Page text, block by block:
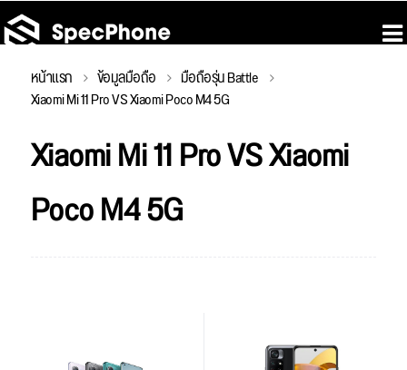
หน้าแรก ข้อมูลมือถือ มือถือรุ่น Battle
Xiaomi Mi 11 Pro VS Xiaomi Poco M4 5G
Xiaomi Mi 11 Pro VS Xiaomi
Poco M4 5G